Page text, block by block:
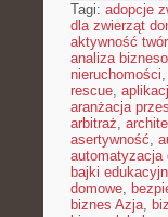
Tagi: adopcje
dla zwierząt
aktywność
analiza
nieruchomości,
rescue,
aranżacja
arbitraż,
asertywność,
automatyzacja
bajki
domowe,
biznes Azja,